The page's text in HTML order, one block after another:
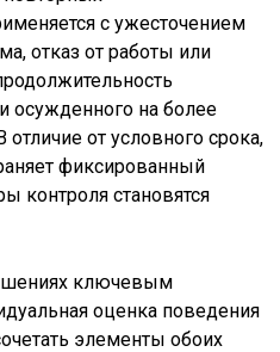
с ужесточением
отказ от работы или
осужденного на более
от условного срока,
фиксированный
контроля становятся
ключевым
оценка поведения
элементы обоих